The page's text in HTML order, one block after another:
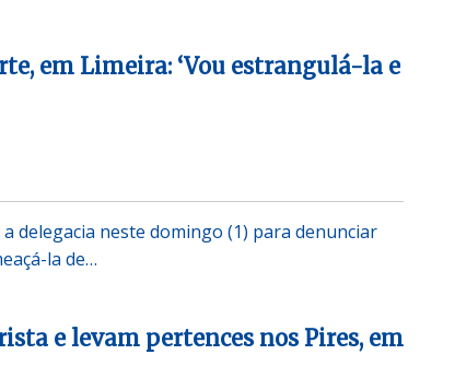
em Limeira: ‘Vou estrangulá-la e
delegacia neste domingo (1) para denunciar
la de…
e levam pertences nos Pires, em